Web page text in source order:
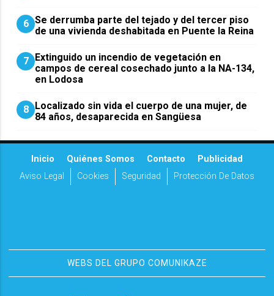
6 Se derrumba parte del tejado y del tercer piso
de una vivienda deshabitada en Puente la Reina
7 Extinguido un incendio de vegetación en
campos de cereal cosechado junto a la NA-134,
en Lodosa
8 Localizado sin vida el cuerpo de una mujer, de
84 años, desaparecida en Sangüesa
Inicio Quiénes Somos Contacto
Publicidad
Aviso Legal
Cookies Seguridad Protección De Datos
WEBS DEL GRUPO COMUNIKAZE